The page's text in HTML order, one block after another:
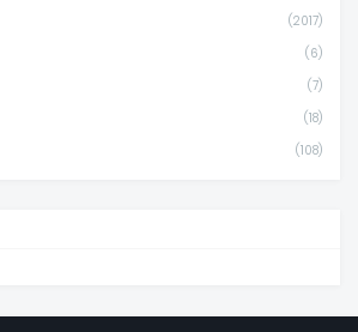
(2017)
(6)
(7)
(18)
(108)